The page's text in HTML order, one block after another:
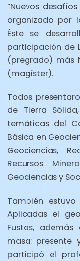
“Nuevos
organizado por
Éste se
participación de
(pregrado) más
(magíster).
Todos
de Tierra
temáticas del
Básica en
Geociencias,
Recursos
Geociencias y
También
Aplicadas el
Fustos, además
masa: presente
participó el